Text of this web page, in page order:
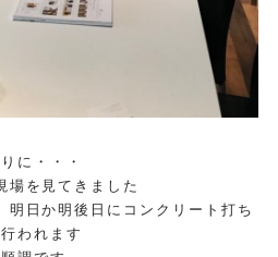
に・・・
場を見てきました
日か明後日にコンクリート打ち
われます